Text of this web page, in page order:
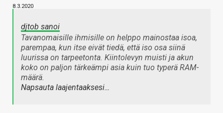
8.3.2020
djtob sanoi
Tavanomaisille ihmisille on helppo mainostaa isoa,
parempaa, kun itse eivät tiedä, että iso osa siinä
luurissa on tarpeetonta. Kiintolevyn muisti ja akun
koko on paljon tärkeämpi asia kuin tuo typerä RAM-
määrä.
Napsauta laajentaaksesi…